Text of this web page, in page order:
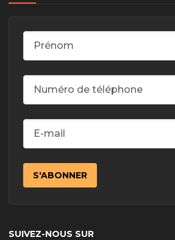
SUIVEZ-NOUS SUR